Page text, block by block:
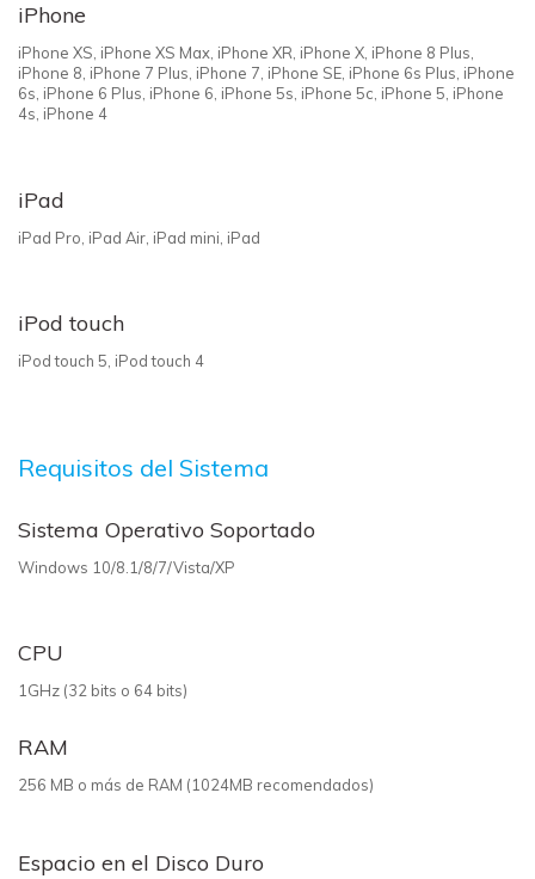
iPhone
iPhone XS, iPhone XS Max, iPhone XR, iPhone X, iPhone 8 Plus,
iPhone 8, iPhone 7 Plus, iPhone 7, iPhone SE, iPhone 6s Plus, iPhone
6s, iPhone 6 Plus, iPhone 6, iPhone 5s, iPhone 5c, iPhone 5, iPhone
4s, iPhone 4
iPad
iPad Pro, iPad Air, iPad mini, iPad
iPod touch
iPod touch 5, iPod touch 4
Requisitos del Sistema
Sistema Operativo Soportado
Windows 10/8.1/8/7/Vista/XP
CPU
1GHz (32 bits o 64 bits)
RAM
256 MB o más de RAM (1024MB recomendados)
Espacio en el Disco Duro